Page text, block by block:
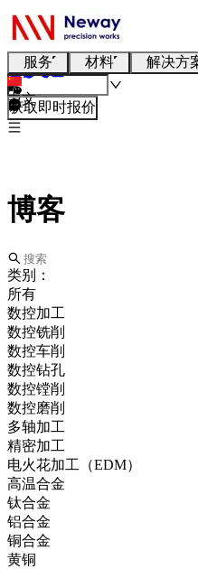
服务 材料 解决方
中文
获取即时报价
博客
类别：
所有
数控加工
数控铣削
数控车削
数控钻孔
数控镗削
数控磨削
多轴加工
精密加工
电火花加工（EDM）
高温合金
钛合金
铝合金
铜合金
黄铜